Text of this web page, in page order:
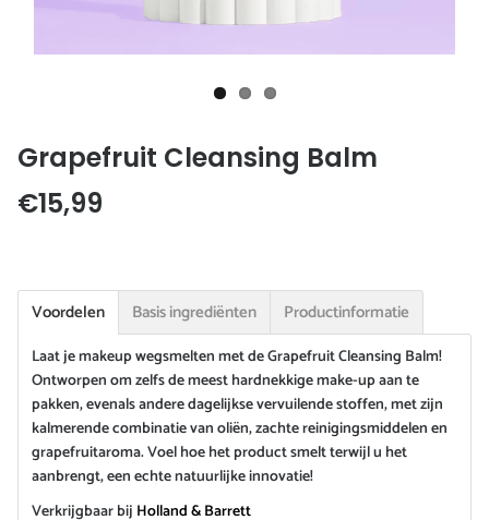
Grapefruit Cleansing Balm
€15,99
Voordelen Basis ingrediënten Productinformatie
Laat je makeup wegsmelten met de Grapefruit Cleansing Balm!
Ontworpen om zelfs de meest hardnekkige make-up aan te
pakken, evenals andere dagelijkse vervuilende stoffen, met zijn
kalmerende combinatie van oliën, zachte reinigingsmiddelen en
grapefruitaroma. Voel hoe het product smelt terwijl u het
aanbrengt, een echte natuurlijke innovatie!
Verkrijgbaar bij Holland & Barrett